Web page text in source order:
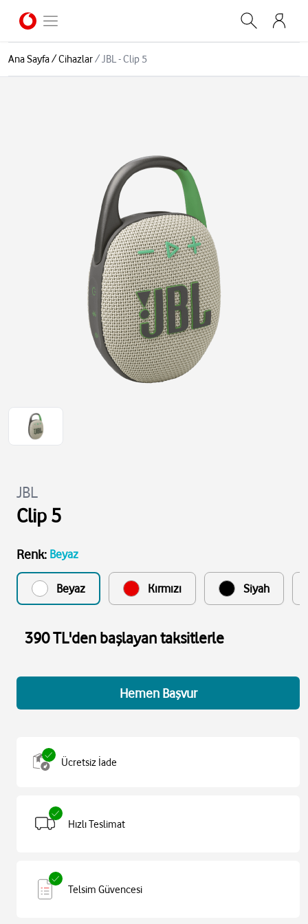
Ana Sayfa/Cihazlar/JBL - Clip 5
JBL
Clip 5
Renk: Beyaz
Beyaz Kırmızı Siyah
390 TL'den başlayan taksitlerle
Hemen Başvur
Ücretsiz İade
Hızlı Teslimat
Telsim Güvencesi